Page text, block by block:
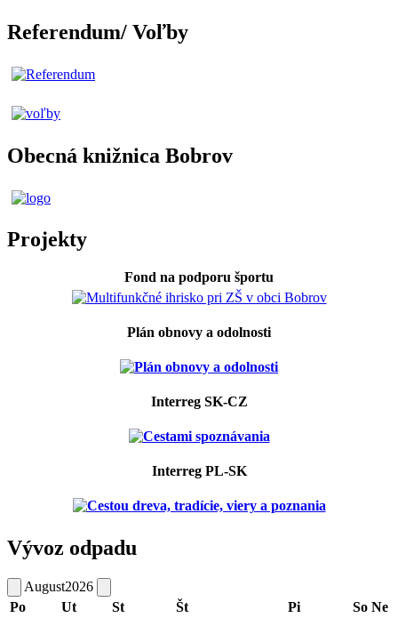
Referendum/ Voľby
Obecná knižnica Bobrov
Projekty
Fond na podporu športu
Plán obnovy a odolnosti
Interreg SK-CZ
Interreg PL-SK
Vývoz odpadu
August2026
Po
Ut St Št Pi So Ne